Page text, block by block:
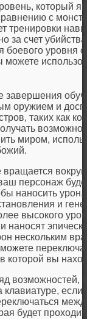
который
с
тренировки
за счет
уровня
завершения
оружием и
таких как
миром,
персонаж
наносить
и
высокого
наносят
нескольким
которой вы
возможностей,
будет